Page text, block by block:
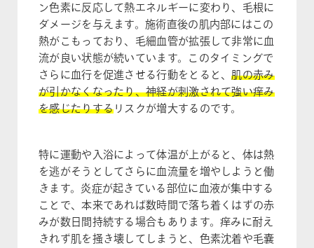
ン色素に反応して熱エネルギーに変わり、毛根に
ダメージを与えます。施術直後の肌内部にはこの
熱がこもっており、毛細血管が拡張して非常に血
流が良い状態が続いています。このタイミングで
さらに血行を促進させる行動をとると、肌の赤み
が引かなくなったり、神経が刺激されて強い痒み
を感じたりする リスクが増大するのです。
特に運動や入浴によって体温が上がると、体は熱
を逃がそうとしてさらに血流量を増やしようと働
きます。炎症が起きている部位に血液が集中する
ことで、本来であれば数時間で落ち着くはずの赤
みが数日間持続する場合もあります。痒みに耐え
きれず肌を掻き壊してしまうと、色素沈着や毛嚢